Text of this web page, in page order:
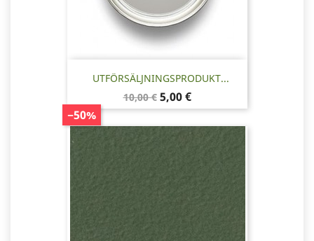
UTFÖRSÄLJNINGSPRODUKT...
Baspris
10,00 €
−50%
Pris
5,00 €